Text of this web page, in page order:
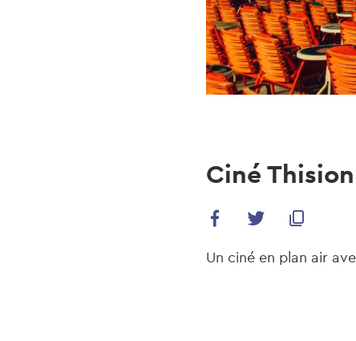
Ciné Thision
Un ciné en plan air